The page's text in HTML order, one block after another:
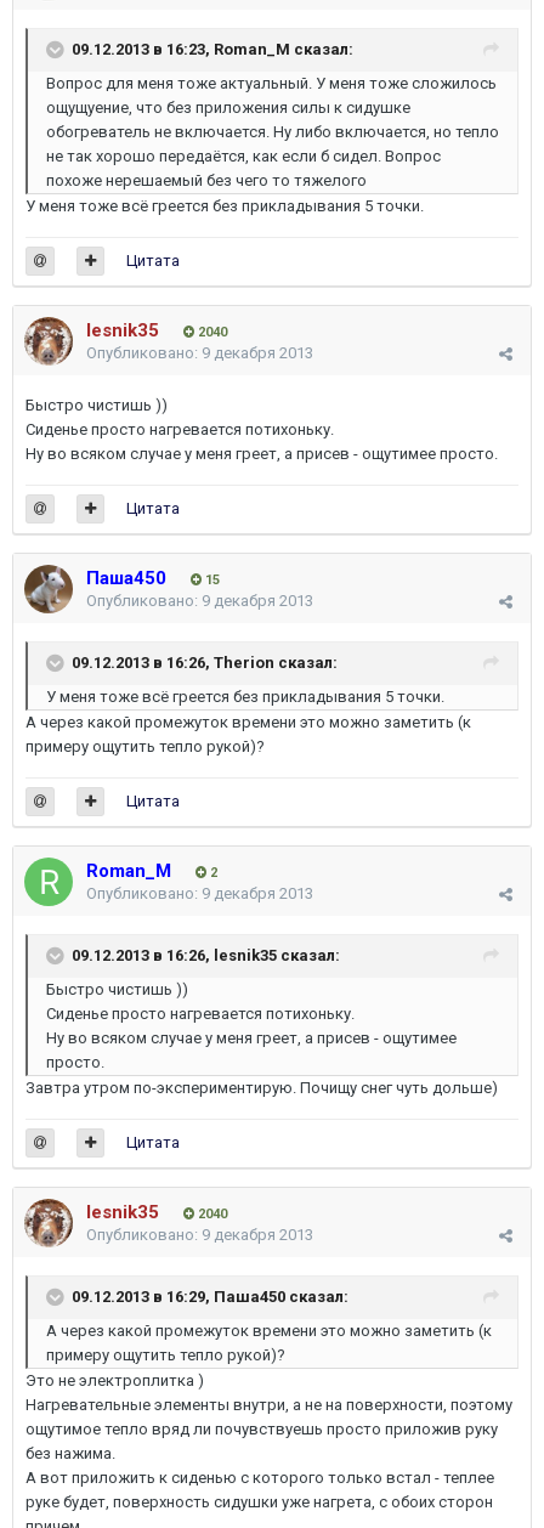
09.12.2013 в 16:23, Roman_M сказал:
Вопрос для меня тоже актуальный. У меня тоже сложилось
ощущуение, что без приложения силы к сидушке
обогреватель не включается. Ну либо включается, но тепло
не так хорошо передаётся, как если б сидел. Вопрос
похоже нерешаемый без чего то тяжелого
У меня тоже всё греется без прикладывания 5 точки.
Цитата
lesnik35 2040
Опубликовано: 9 декабря 2013
Быстро чистишь ))
Сиденье просто нагревается потихоньку.
Ну во всяком случае у меня греет, а присев - ощутимее просто.
Цитата
Паша450 15
Опубликовано: 9 декабря 2013
09.12.2013 в 16:26, Therion сказал:
У меня тоже всё греется без прикладывания 5 точки.
А через какой промежуток времени это можно заметить (к
примеру ощутить тепло рукой)?
Цитата
Roman_M 2
Опубликовано: 9 декабря 2013
09.12.2013 в 16:26, lesnik35 сказал:
Быстро чистишь ))
Сиденье просто нагревается потихоньку.
Ну во всяком случае у меня греет, а присев - ощутимее
просто.
Завтра утром по-экспериментирую. Почищу снег чуть дольше)
Цитата
lesnik35 2040
Опубликовано: 9 декабря 2013
09.12.2013 в 16:29, Паша450 сказал:
А через какой промежуток времени это можно заметить (к
примеру ощутить тепло рукой)?
Это не электроплитка )
Нагревательные элементы внутри, а не на поверхности, поэтому
ощутимое тепло вряд ли почувствуешь просто приложив руку
без нажима.
А вот приложить к сиденью с которого только встал - теплее
руке будет, поверхность сидушки уже нагрета, с обоих сторон